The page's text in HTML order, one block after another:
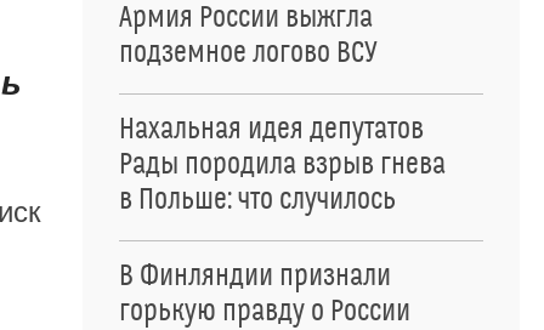
Армия России выжгла
подземное логово ВСУ
Нахальная идея депутатов
Рады породила взрыв гнева
в Польше: что случилось
В Финляндии признали
горькую правду о России